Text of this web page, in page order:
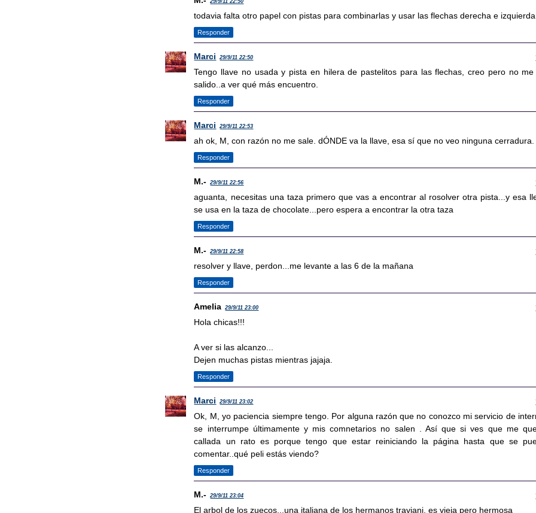
29/9/11 22:50
todavia falta otro papel con pistas para combinarlas y usar las flechas derecha e izquierda
Responder
Marci 29/9/11 22:50
Tengo llave no usada y pista en hilera de pastelitos para las flechas, creo pero no me
salido..a ver qué más encuentro.
Responder
Marci 29/9/11 22:53
ah ok, M, con razón no me sale. dÓNDE va la llave, esa sí que no veo ninguna cerradura.
Responder
M.- 29/9/11 22:56
aguanta, necesitas una taza primero que vas a encontrar al rosolver otra pista...y esa
se usa en la taza de chocolate...pero espera a encontrar la otra taza
Responder
M.- 29/9/11 22:58
resolver y llave, perdon...me levante a las 6 de la mañana
Responder
Amelia 29/9/11 23:00
Hola chicas!!!
A ver si las alcanzo...
Dejen muchas pistas mientras jajaja.
Responder
Marci 29/9/11 23:02
Ok, M, yo paciencia siempre tengo. Por alguna razón que no conozco mi servicio de
se interrumpe últimamente y mis comnetarios no salen . Así que si ves que me
callada un rato es porque tengo que estar reiniciando la página hasta que se
comentar..qué peli estás viendo?
Responder
M.- 29/9/11 23:04
El arbol de los zuecos...una italiana de los hermanos traviani, es vieja pero hermosa